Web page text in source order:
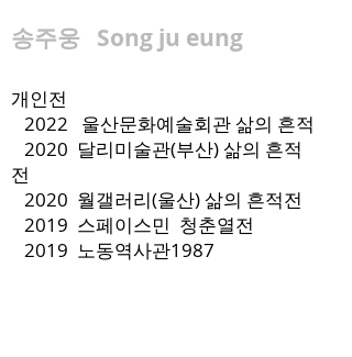
송주웅 Song ju eung
개인전
2022 울산문화예술회관 삶의 흔적
2020 달리미술관(부산) 삶의 흔적
전
2020 월갤러리(울산) 삶의 흔적전
2019 스페이스민 청춘열전
2019 노동역사관1987